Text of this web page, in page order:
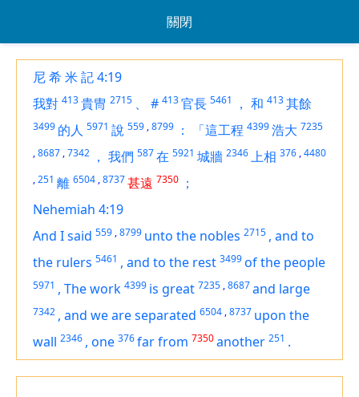
關閉
尼 希 米 記 4:19
我對 413貴冑 2715 、 # 413官長 5461 ， 和 413其餘
3499 的人 5971 說 559 ,8799 ： 「這工程 4399浩大 7235
,8687 ,7342 ， 我們 587在 5921 城牆 2346上相 376 ,4480
,251 離 6504 ,8737甚遠 7350 ；
Nehemiah 4:19
And I said 559 ,8799 unto the nobles 2715 , and to
the rulers 5461 , and to the rest 3499of the people
5971 , The work 4399 is great 7235 ,8687and large
7342 , and we are separated 6504 ,8737 upon the
wall 2346 , one 376far from 7350another 251 .